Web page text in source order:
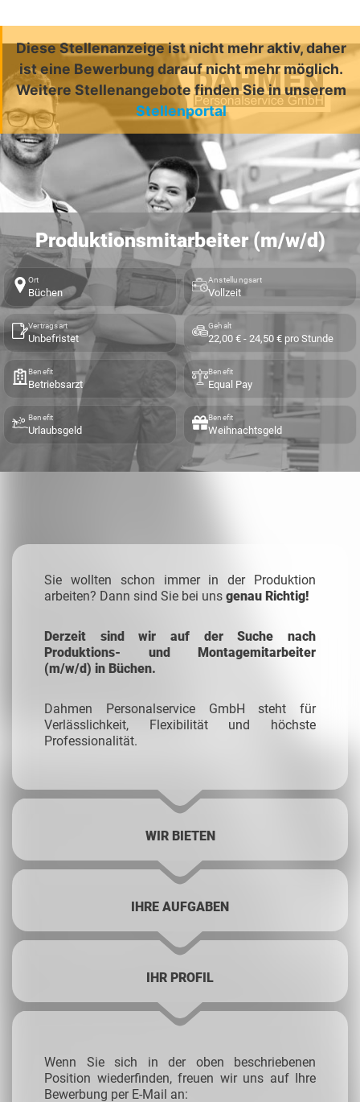
Diese Stellenanzeige ist nicht mehr aktiv, daher
ist eine Bewerbung darauf nicht mehr möglich.
Weitere Stellenangebote finden Sie in unserem
Stellenportal
Produktionsmitarbeiter (m/w/d)
Ort
Büchen
Anstellungsart
Vollzeit
Vertragsart
Unbefristet
Gehalt
22,00 € - 24,50 € pro Stunde
Benefit
Betriebsarzt
Benefit
Equal Pay
Benefit
Urlaubsgeld
Benefit
Weihnachtsgeld
Sie wollten schon immer in der Produktion
arbeiten? Dann sind Sie bei uns genau Richtig!
Derzeit sind wir auf der Suche nach
Produktions- und Montagemitarbeiter
(m/w/d) in Büchen.
Dahmen Personalservice GmbH steht für
Verlässlichkeit, Flexibilität und höchste
Professionalität.
WIR BIETEN
IHRE AUFGABEN
IHR PROFIL
Wenn Sie sich in der oben beschriebenen
Position wiederfinden, freuen wir uns auf Ihre
Bewerbung per E-Mail an: